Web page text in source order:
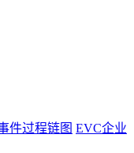
件过程链图 EVC企业